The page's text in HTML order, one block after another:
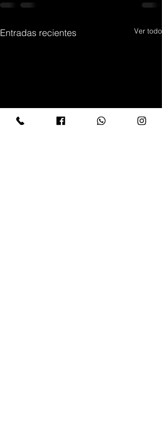
Entradas recientes Ver todo